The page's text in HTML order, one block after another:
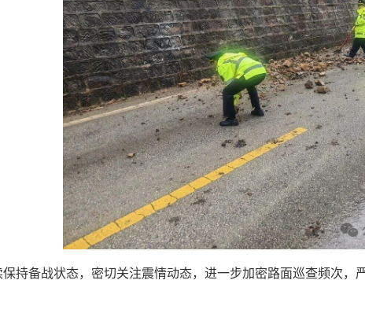
持备战状态，密切关注震情动态，进一步加密路面巡查频次